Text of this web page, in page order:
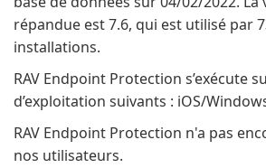
répandue est 7.6, qui est utilisé par
installations.
RAV Endpoint Protection s’exécute
d’exploitation suivants : iOS/
RAV Endpoint Protection n'a pas
nos utilisateurs.